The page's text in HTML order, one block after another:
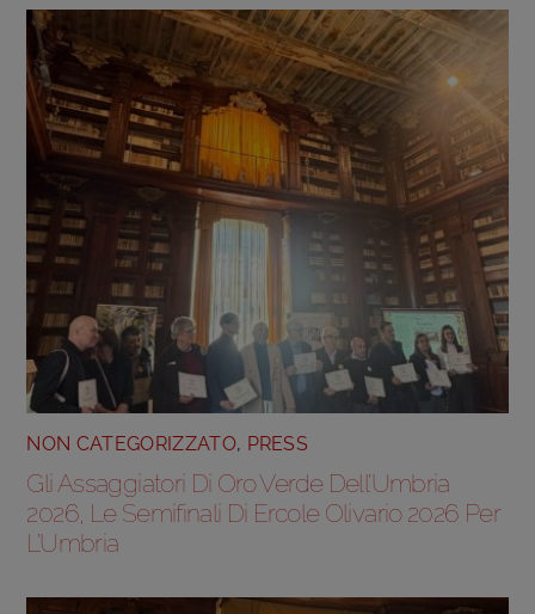
NON CATEGORIZZATO, PRESS
Gli Assaggiatori Di Oro Verde Dell’Umbria
2026, Le Semifinali Di Ercole Olivario 2026 Per
L’Umbria